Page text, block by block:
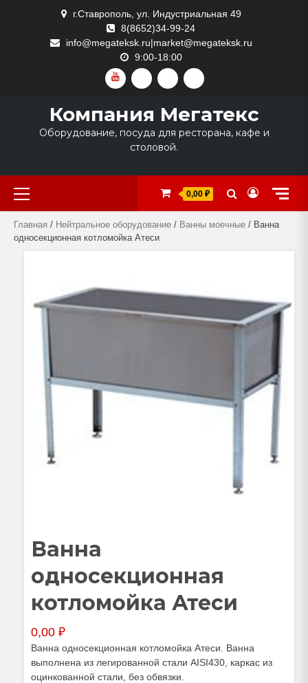
г.Ставрополь, ул. Индустриальная 49
8(8652)34-99-24
info@megateksk.ru|market@megateksk.ru
9:00-18:00
YOUTUBEVKVIDEORUTUBEDZEN
Компания Мегатекс
Оборудование, посуда для ресторана, кафе и
столовой.
Primary
Menu
0,00 ₽
Главная / Нейтральное оборудование / Ванны моечные / Ванна
односекционная котломойка Атеси
Ванна
односекционная
котломойка Атеси
0,00 ₽
Ванна односекционная котломойка Атеси. Ванна
выполнена из легированной стали AISI430, каркас из
оцинкованной стали, без обвязки.